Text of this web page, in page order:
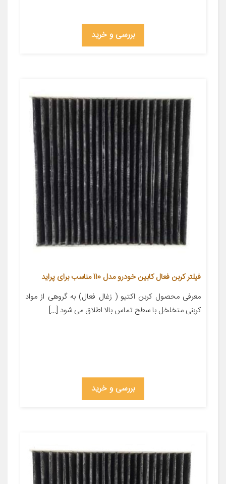
بررسی و خرید
فیلتر کربن فعال کابین خودرو مدل 110 مناسب برای پراید
معرفی محصول کربن اکتیو ( زغال فعال) به گروهی از مواد
کربنی متخلخل با سطح تماس بالا اطلاق می شود […]
بررسی و خرید